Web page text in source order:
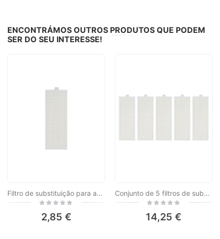
ENCONTRÁMOS OUTROS PRODUTOS QUE PODEM
SER DO SEU INTERESSE!
Filtro de substituição para aspirador de pó robô inteligente PNI SafeHome Cleaner PTV35
Rating:
2,85 €
Conjunto de 5 filtros de substituição para aspirador de pó robô inteligente PNI SafeHome Cleaner PTV35
Rating:
14,25 €